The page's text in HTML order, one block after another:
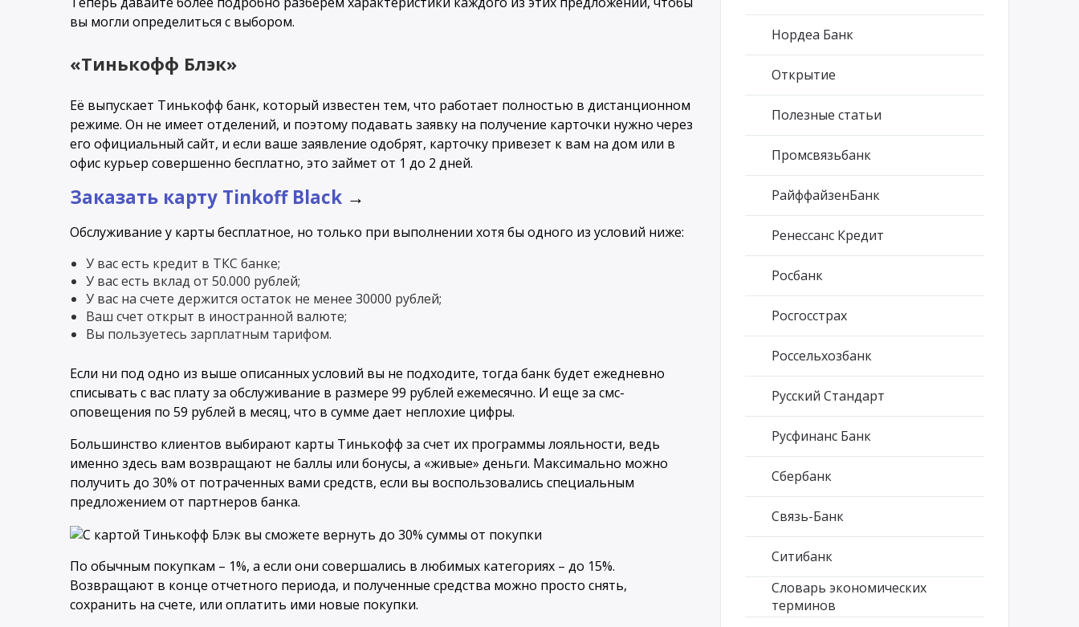
вы могли определиться с выбором.
«Тинькофф Блэк»
Её выпускает Тинькофф банк, который известен тем, что работает полностью в дистанционном
режиме. Он не имеет отделений, и поэтому подавать заявку на получение карточки нужно через
его официальный сайт, и если ваше заявление одобрят, карточку привезет к вам на дом или в
офис курьер совершенно бесплатно, это займет от 1 до 2 дней.
Заказать карту Tinkoff Black →
Обслуживание у карты бесплатное, но только при выполнении хотя бы одного из условий ниже:
У вас есть кредит в ТКС банке;
У вас есть вклад от 50.000 рублей;
У вас на счете держится остаток не менее 30000 рублей;
Ваш счет открыт в иностранной валюте;
Вы пользуетесь зарплатным тарифом.
Если ни под одно из выше описанных условий вы не подходите, тогда банк будет ежедневно
списывать с вас плату за обслуживание в размере 99 рублей ежемесячно. И еще за смс-
оповещения по 59 рублей в месяц, что в сумме дает неплохие цифры.
Большинство клиентов выбирают карты Тинькофф за счет их программы лояльности, ведь
именно здесь вам возвращают не баллы или бонусы, а «живые» деньги. Максимально можно
получить до 30% от потраченных вами средств, если вы воспользовались специальным
предложением от партнеров банка.
По обычным покупкам – 1%, а если они совершались в любимых категориях – до 15%.
Возвращают в конце отчетного периода, и полученные средства можно просто снять,
сохранить на счете, или оплатить ими новые покупки.
Нордеа Банк
Открытие
Полезные статьи
Промсвязьбанк
РайффайзенБанк
Ренессанс Кредит
Росбанк
Росгосстрах
Россельхозбанк
Русский Стандарт
Русфинанс Банк
Сбербанк
Связь-Банк
Ситибанк
Словарь экономических
терминов